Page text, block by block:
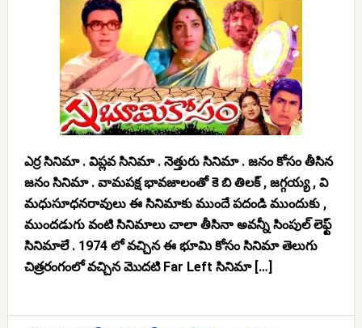
ఎర్ర సినిమా . విప్లవ సినిమా . నెత్తురు సినిమా . జనం కోసం తీసిన
జనం సినిమా . వామపక్ష భావజాలంతో కె బి తిలక్ , జగ్గయ్య , వి
మధుసూధనరావులు ఈ సినిమాకు ముందే పదండి ముందుకు ,
ముందడుగు వంటి సినిమాలు చాలా తీసినా అవన్నీ సింపుల్ లెఫ్ట్
సినిమాలే . 1974 లో వచ్చిన ఈ భూమి కోసం సినిమా తెలుగు
చిత్రరంగంలో వచ్చిన మొదటి Far Left సినిమా […]